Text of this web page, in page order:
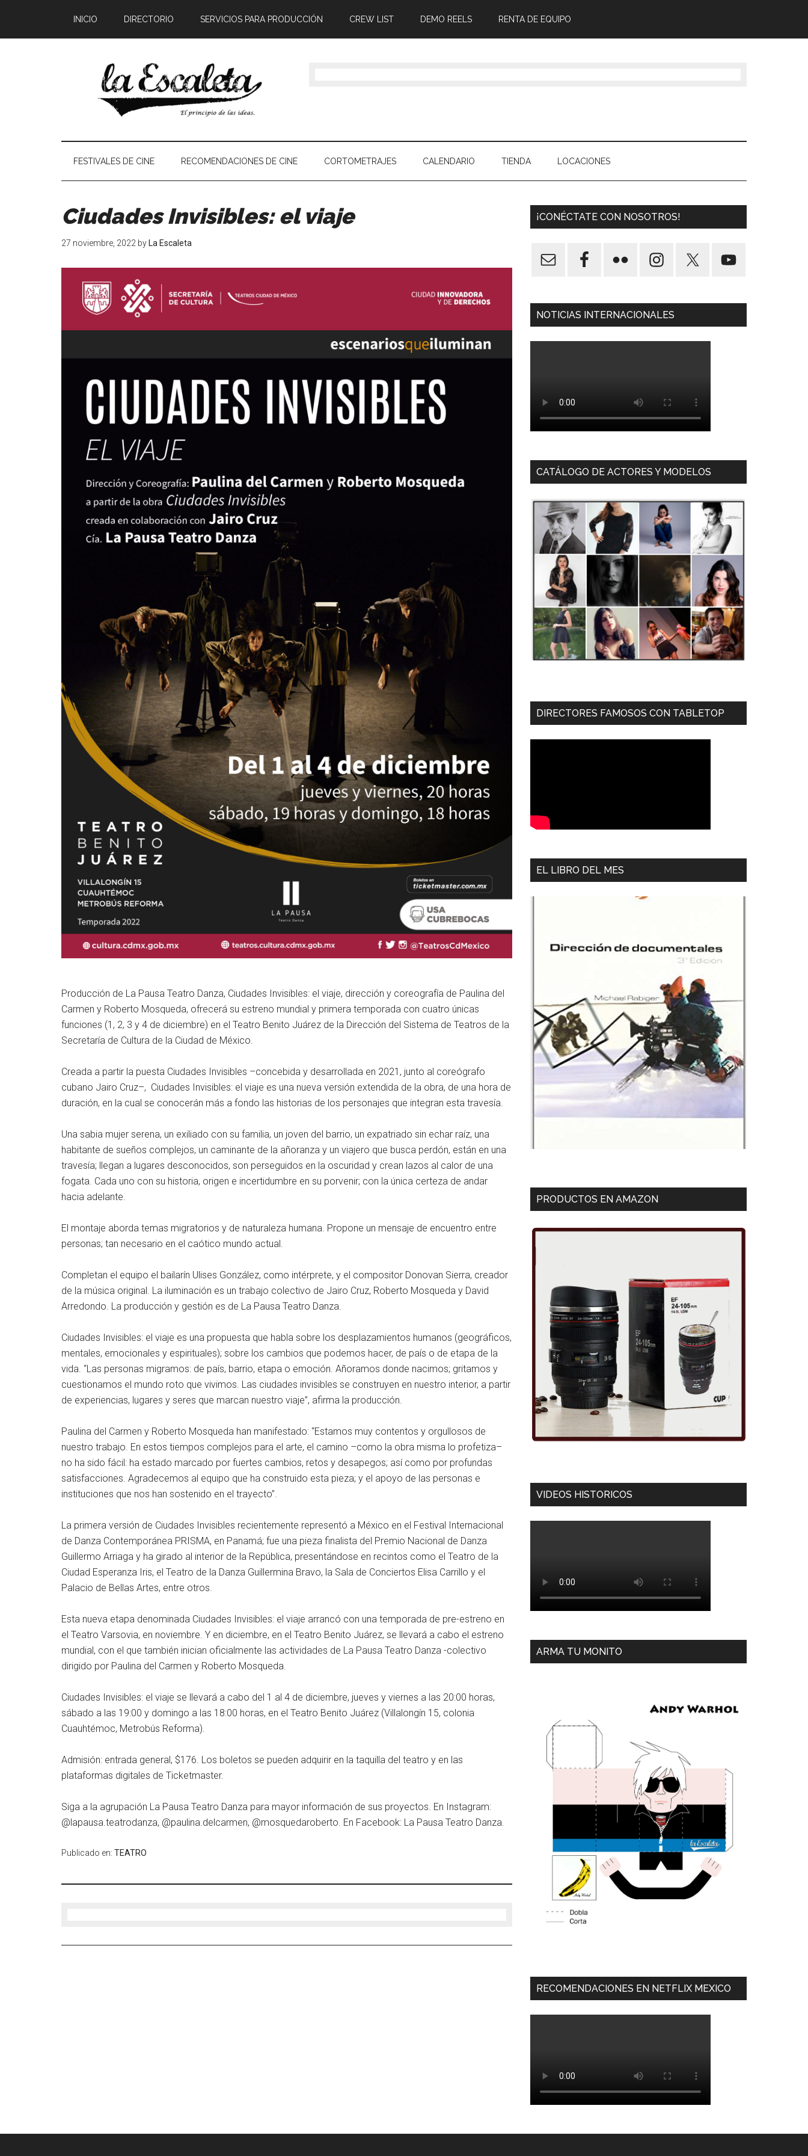
INICIO DIRECTORIO SERVICIOS PARA PRODUCCIÓN CREW LIST DEMO REELS RENTA DE EQUIPO
FESTIVALES DE CINE RECOMENDACIONES DE CINE CORTOMETRAJES CALENDARIO TIENDA LOCACIONES
Ciudades Invisibles: el viaje
27 noviembre, 2022 by La Escaleta
Producción de La Pausa Teatro Danza, Ciudades Invisibles: el viaje, dirección y coreografía de Paulina del
Carmen y Roberto Mosqueda, ofrecerá su estreno mundial y primera temporada con cuatro únicas
funciones (1, 2, 3 y 4 de diciembre) en el Teatro Benito Juárez de la Dirección del Sistema de Teatros de la
Secretaría de Cultura de la Ciudad de México.
Creada a partir la puesta Ciudades Invisibles –concebida y desarrollada en 2021, junto al coreógrafo
cubano Jairo Cruz–, Ciudades Invisibles: el viaje es una nueva versión extendida de la obra, de una hora de
duración, en la cual se conocerán más a fondo las historias de los personajes que integran esta travesía.
Una sabia mujer serena, un exiliado con su familia, un joven del barrio, un expatriado sin echar raíz, una
habitante de sueños complejos, un caminante de la añoranza y un viajero que busca perdón, están en una
travesía; llegan a lugares desconocidos, son perseguidos en la oscuridad y crean lazos al calor de una
fogata. Cada uno con su historia, origen e incertidumbre en su porvenir; con la única certeza de andar
hacia adelante.
El montaje aborda temas migratorios y de naturaleza humana. Propone un mensaje de encuentro entre
personas; tan necesario en el caótico mundo actual.
Completan el equipo el bailarín Ulises González, como intérprete, y el compositor Donovan Sierra, creador
de la música original. La iluminación es un trabajo colectivo de Jairo Cruz, Roberto Mosqueda y David
Arredondo. La producción y gestión es de La Pausa Teatro Danza.
Ciudades Invisibles: el viaje es una propuesta que habla sobre los desplazamientos humanos (geográficos,
mentales, emocionales y espirituales); sobre los cambios que podemos hacer, de país o de etapa de la
vida. “Las personas migramos: de país, barrio, etapa o emoción. Añoramos donde nacimos; gritamos y
cuestionamos el mundo roto que vivimos. Las ciudades invisibles se construyen en nuestro interior, a partir
de experiencias, lugares y seres que marcan nuestro viaje”, afirma la producción.
Paulina del Carmen y Roberto Mosqueda han manifestado: “Estamos muy contentos y orgullosos de
nuestro trabajo. En estos tiempos complejos para el arte, el camino –como la obra misma lo profetiza–
no ha sido fácil: ha estado marcado por fuertes cambios, retos y desapegos; así como por profundas
satisfacciones. Agradecemos al equipo que ha construido esta pieza; y el apoyo de las personas e
instituciones que nos han sostenido en el trayecto”.
La primera versión de Ciudades Invisibles recientemente representó a México en el Festival Internacional
de Danza Contemporánea PRISMA, en Panamá; fue una pieza finalista del Premio Nacional de Danza
Guillermo Arriaga y ha girado al interior de la República, presentándose en recintos como el Teatro de la
Ciudad Esperanza Iris, el Teatro de la Danza Guillermina Bravo, la Sala de Conciertos Elisa Carrillo y el
Palacio de Bellas Artes, entre otros.
Esta nueva etapa denominada Ciudades Invisibles: el viaje arrancó con una temporada de pre-estreno en
el Teatro Varsovia, en noviembre. Y en diciembre, en el Teatro Benito Juárez, se llevará a cabo el estreno
mundial, con el que también inician oficialmente las actividades de La Pausa Teatro Danza -colectivo
dirigido por Paulina del Carmen y Roberto Mosqueda.
Ciudades Invisibles: el viaje se llevará a cabo del 1 al 4 de diciembre, jueves y viernes a las 20:00 horas,
sábado a las 19:00 y domingo a las 18:00 horas, en el Teatro Benito Juárez (Villalongín 15, colonia
Cuauhtémoc, Metrobús Reforma).
Admisión: entrada general, $176. Los boletos se pueden adquirir en la taquilla del teatro y en las
plataformas digitales de Ticketmaster.
Siga a la agrupación La Pausa Teatro Danza para mayor información de sus proyectos. En Instagram:
@lapausa.teatrodanza, @paulina.delcarmen, @mosquedaroberto. En Facebook: La Pausa Teatro Danza.
Publicado en: TEATRO
¡CONÉCTATE CON NOSOTROS!
NOTICIAS INTERNACIONALES
CATÁLOGO DE ACTORES Y MODELOS
DIRECTORES FAMOSOS CON TABLETOP
EL LIBRO DEL MES
PRODUCTOS EN AMAZON
VIDEOS HISTORICOS
ARMA TU MONITO
RECOMENDACIONES EN NETFLIX MEXICO